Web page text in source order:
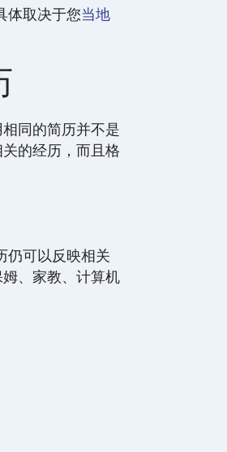
体取决于您当地
同的简历并不是
的经历，而且格
可以反映相关
、家教、计算机